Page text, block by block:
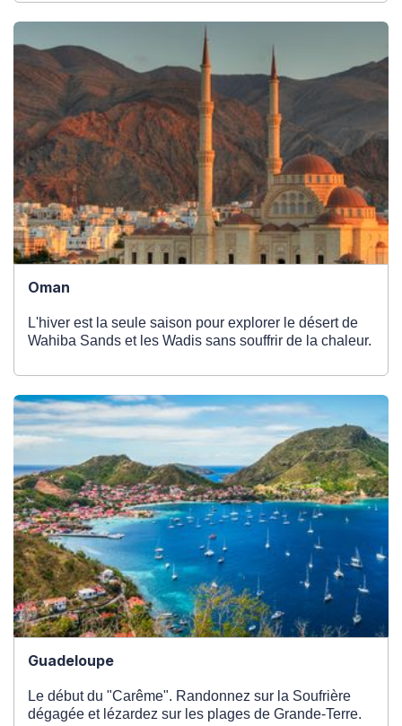
Oman
L'hiver est la seule saison pour explorer le désert de
Wahiba Sands et les Wadis sans souffrir de la chaleur.
Guadeloupe
Le début du "Carême". Randonnez sur la Soufrière
dégagée et lézardez sur les plages de Grande-Terre.